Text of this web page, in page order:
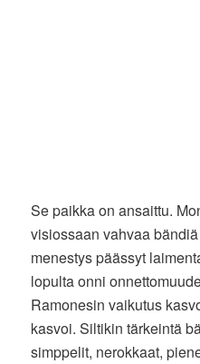
Se paikka on ansaittu.
visiossaan vahvaa
menestys päässyt
lopulta onni
Ramonesin vaikutus
kasvoi. Siltikin tärkeintä
simppelit, nerokkaat,